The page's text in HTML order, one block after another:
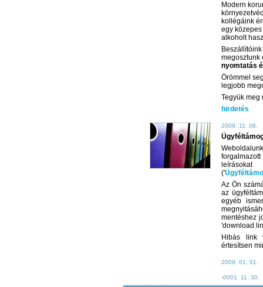
Modern
kollégáink
egy
alkoholt
megosztunk
nyomtatás
Örömmel
legjobb
Tegyük meg
hirdetés
2009. 11. 08.
leírásokat
('
Az Ön
az
egyéb
mentéshez
'download
Hibás link
értesítsen
2009. 01. 01.
-0001. 11. 30.